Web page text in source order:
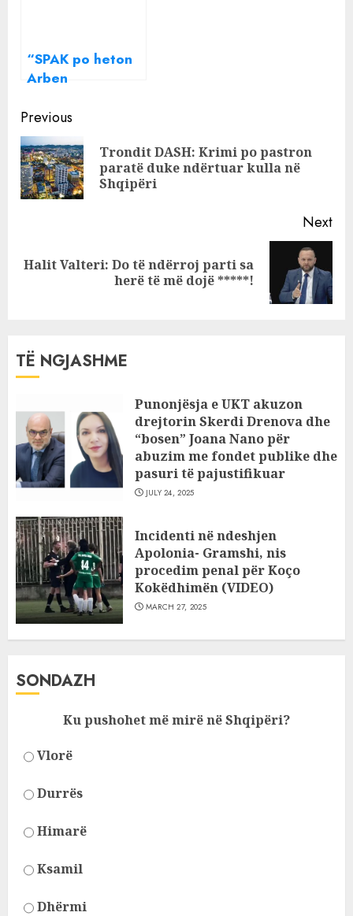
“SPAK po heton
Arben
Gazetarja trondit
me informacionin
e fundit: Kanë
ruajtur një
dokument si as
Continue
Reading
Previous
Trondit DASH: Krimi po pastron
paratë duke ndërtuar kulla në
Shqipëri
Next
Next
Halit Valteri: Do të ndërroj parti sa
herë të më dojë *****!
TË NGJASHME
Punonjësja e UKT akuzon
drejtorin Skerdi Drenova dhe
“bosen” Joana Nano për
abuzim me fondet publike dhe
pasuri të pajustifikuar
JULY 24, 2025
Incidenti në ndeshjen
Apolonia- Gramshi, nis
procedim penal për Koço
Kokëdhimën (VIDEO)
MARCH 27, 2025
SONDAZH
Ku pushohet më mirë në Shqipëri?
Vlorë
Durrës
Himarë
Ksamil
Dhërmi